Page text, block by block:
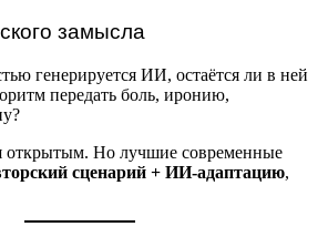
замысла
генерируется ИИ, остаётся ли в ней
передать боль, иронию,
открытым. Но лучшие современные
сценарий + ИИ-адаптацию,